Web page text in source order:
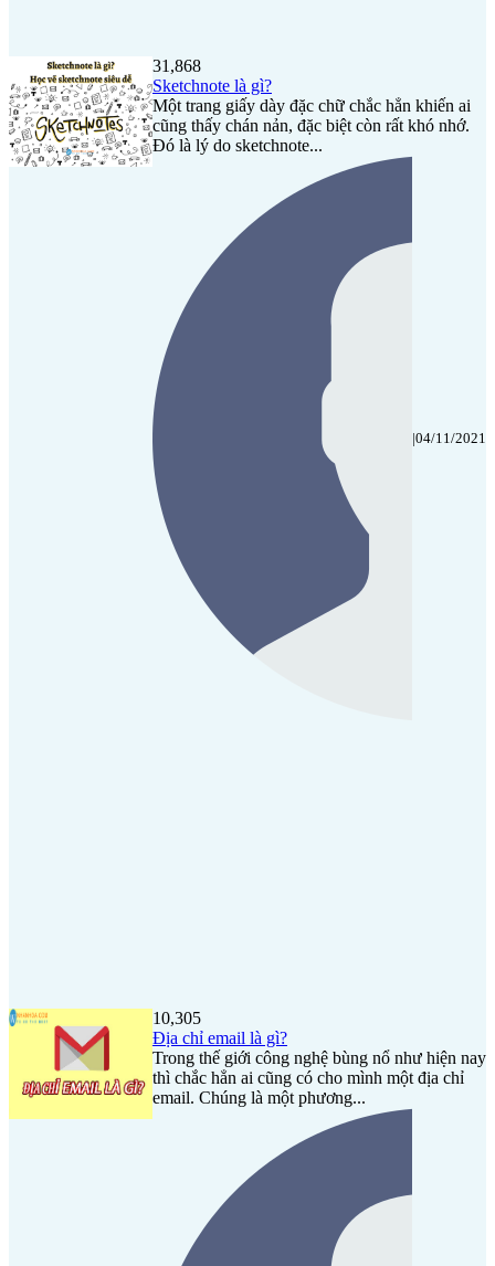
31,868
Sketchnote là gì?
Một trang giấy dày đặc chữ chắc hẳn khiến ai
cũng thấy chán nản, đặc biệt còn rất khó nhớ.
Đó là lý do sketchnote...
|04/11/2021
10,305
Địa chỉ email là gì?
Trong thế giới công nghệ bùng nổ như hiện nay
thì chắc hẳn ai cũng có cho mình một địa chỉ
email. Chúng là một phương...